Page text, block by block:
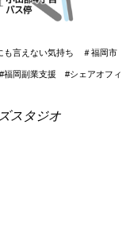
言えない気持ち ＃福岡市
岡副業支援 #シェアオフィ
スタジオ